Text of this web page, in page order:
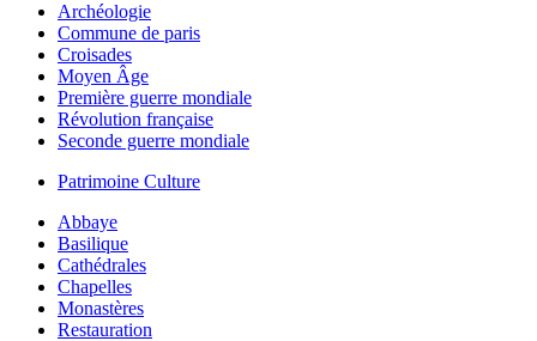
Archéologie
Commune de paris
Croisades
Moyen Âge
Première guerre mondiale
Révolution française
Seconde guerre mondiale
Patrimoine Culture
Abbaye
Basilique
Cathédrales
Chapelles
Monastères
Restauration